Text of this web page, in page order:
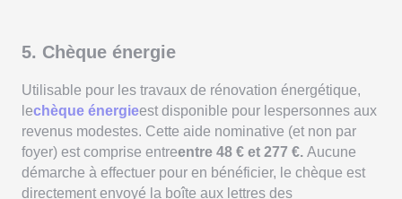
5. Chèque énergie
Utilisable pour les travaux de rénovation énergétique,
lechèque énergieest disponible pour lespersonnes aux
revenus modestes. Cette aide nominative (et non par
foyer) est comprise entreentre 48 € et 277 €. Aucune
démarche à effectuer pour en bénéficier, le chèque est
directement envoyé la boîte aux lettres des